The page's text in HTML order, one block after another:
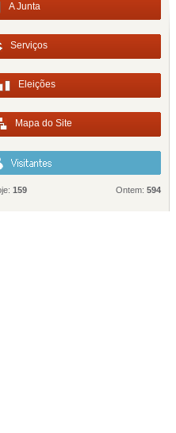
A Junta
Serviços
Eleições
Mapa do Site
159 Ontem: 594